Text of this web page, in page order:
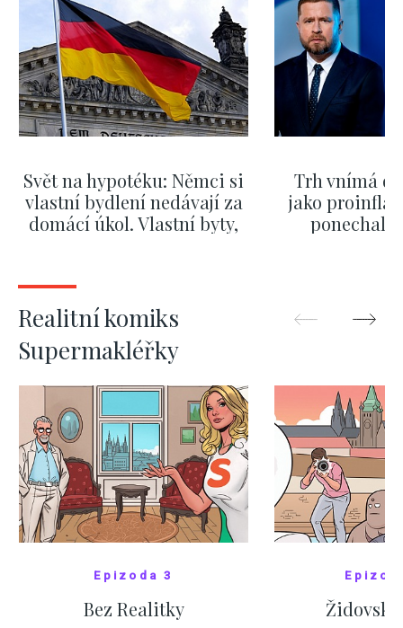
Svět na hypotéku: Němci si
vlastní bydlení nedávají za
domácí úkol. Vlastní byty,
Trh vnímá
jako
ponechali
Realitní komiks
Supermakléřky
Epizoda 3
Bez Realitky